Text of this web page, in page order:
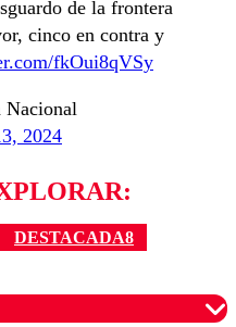
de la frontera
cinco en contra y
fkOui8qVSy
2024
DESTACADA8